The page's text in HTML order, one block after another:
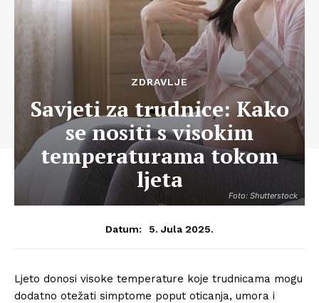
Foto: Shutterstock
ZDRAVLJE
Savjeti za trudnice: Kako
se nositi s visokim
temperaturama tokom
ljeta
Datum: 5. Jula 2025.
Ljeto donosi visoke temperature koje trudnicama mogu
dodatno otežati simptome poput oticanja, umora i